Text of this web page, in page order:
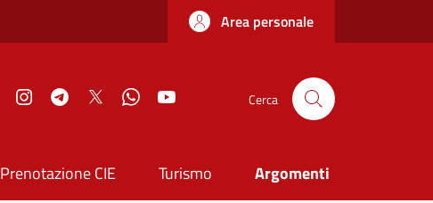
Area personale
FacebookInstagramTelegramTwitter WhatsApp Cerca
Prenotazione CIE Turismo Argomenti